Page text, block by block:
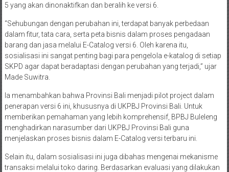
5 yang akan dinonaktifkan dan beralih ke versi 6.
“Sehubungan dengan perubahan ini, terdapat banyak perbedaan
dalam fitur, tata cara, serta peta bisnis dalam proses pengadaan
barang dan jasa melalui E-Catalog versi 6. Oleh karena itu,
sosialisasi ini sangat penting bagi para pengelola e-katalog di setiap
SKPD agar dapat beradaptasi dengan perubahan yang terjadi,” ujar
Made Suwitra.
Ia menambahkan bahwa Provinsi Bali menjadi pilot project dalam
penerapan versi 6 ini, khususnya di UKPBJ Provinsi Bali. Untuk
memberikan pemahaman yang lebih komprehensif, BPBJ Buleleng
menghadirkan narasumber dari UKPBJ Provinsi Bali guna
menjelaskan proses bisnis dalam E-Catalog versi terbaru ini.
Selain itu, dalam sosialisasi ini juga dibahas mengenai mekanisme
transaksi melalui toko daring. Berdasarkan evaluasi yang dilakukan